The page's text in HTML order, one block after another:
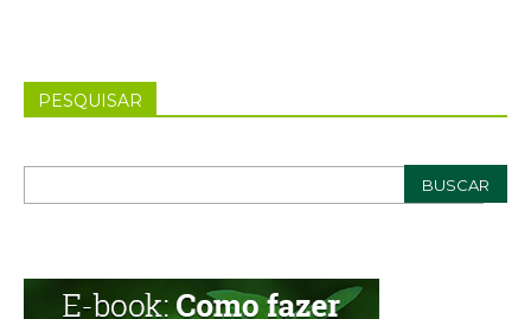
PESQUISAR